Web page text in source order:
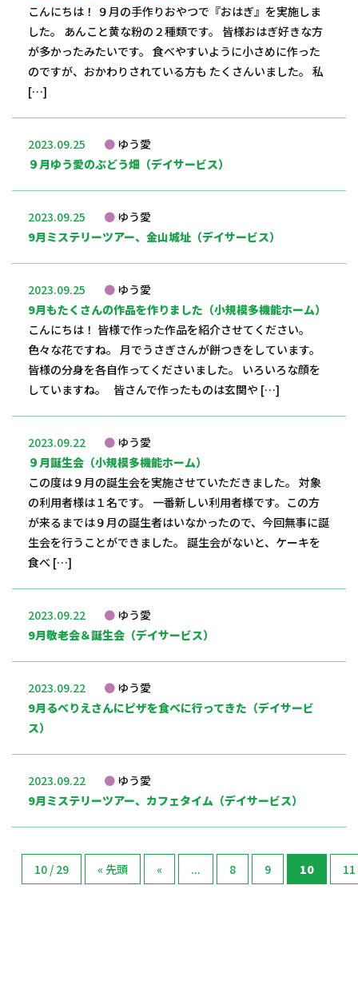
こんにちは！ ９月の手作りおやつで『おはぎ』を実施しま
した。 あんこと黄な粉の２種類です。 皆様おはぎ好きな方
が多かったみたいです。 食べやすいように小さめに作った
のですが、おかわりされている方も たくさんいました。 私
[…]
2023.09.25
ゆう愛
９月ゆう愛のぶどう畑（デイサービス）
2023.09.25
ゆう愛
9月ミステリーツアー、金山城址（デイサービス）
2023.09.25
ゆう愛
9月もたくさんの作品を作りました（小規模多機能ホーム）
こんにちは！ 皆様で作った作品を紹介させてください。
色々な花ですね。 月でうさぎさんが餅つきをしています。
皆様の分身を各自作ってくださいました。 いろいろな顔を
していますね。 皆さんで作ったものは玄関や […]
2023.09.22
ゆう愛
９月誕生会（小規模多機能ホーム）
この度は９月の誕生会を実施させていただきました。 対象
の利用者様は１名です。 一番新しい利用者様です。この方
が来るまでは９月の誕生者はいなかったので、今回無事に誕
生会を行うことができました。 誕生会がないと、ケーキを
食べ […]
2023.09.22
ゆう愛
9月敬老会＆誕生会（デイサービス）
2023.09.22
ゆう愛
9月るべりえさんにピザを食べに行ってきた（デイサービ
ス）
2023.09.22
ゆう愛
9月ミステリーツアー、カフェタイム（デイサービス）
10 / 29 « 先頭 « ... 8 9 10 11